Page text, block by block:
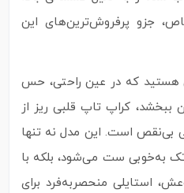
جزو پرفروش‌ترین‌های این
هستید که در عین راحتی، حس
ببخشد، کراپ تاپ قلبی ریز از
بی‌نقص است. این مدل نه تنها
به‌خوبی ست می‌شود، بلکه با
استایلی منحصربه‌فرد برای